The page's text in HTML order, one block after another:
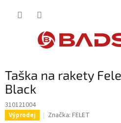
Taška na rakety
Black
310121004
Výprodej Značka: FELET